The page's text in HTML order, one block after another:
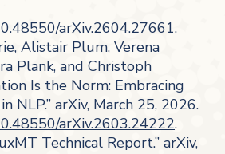
arXiv.2604.27661.
Alistair Plum, Verena
Plank, and Christoph
Is the Norm: Embracing
NLP.” arXiv, March 25, 2026.
arXiv.2603.24222.
Technical Report.” arXiv,